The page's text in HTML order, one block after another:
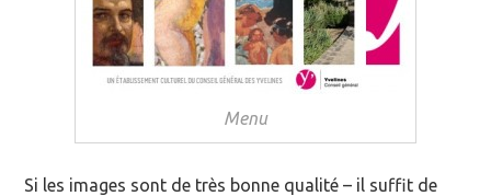
Menu
Si les images sont de très bonne qualité – il suffit de